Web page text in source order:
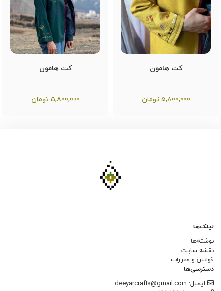
کت هامون
5,800,000 تومان
کت هامون
5,800,000 تومان
لینک‌ها
نوشته‌ها
نقشه سایت
قوانین و مقررات
دسترسی‌ها
ایمیل: deeyarcrafts@gmail.com